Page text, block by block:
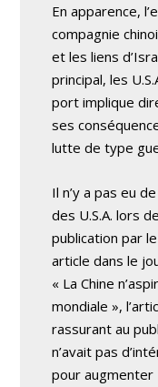
En apparence,
compagnie
et les liens
principal, les
port implique
ses
lutte de type
Il n’y a pas eu
des U.S.A. lors
publication par
article dans le
« La Chine
mondiale »,
rassurant au
n’avait pas
pour